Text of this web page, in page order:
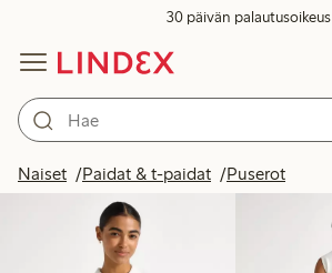
30 päivän palautusoikeus
Naiset Paidat & t-paidat Puserot